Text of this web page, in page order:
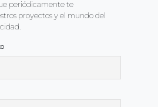
periódicamente te
proyectos y el mundo del